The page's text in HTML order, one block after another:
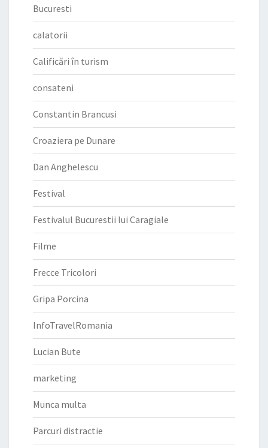
Bucuresti
calatorii
Calificări în turism
consateni
Constantin Brancusi
Croaziera pe Dunare
Dan Anghelescu
Festival
Festivalul Bucurestii lui Caragiale
Filme
Frecce Tricolori
Gripa Porcina
InfoTravelRomania
Lucian Bute
marketing
Munca multa
Parcuri distractie